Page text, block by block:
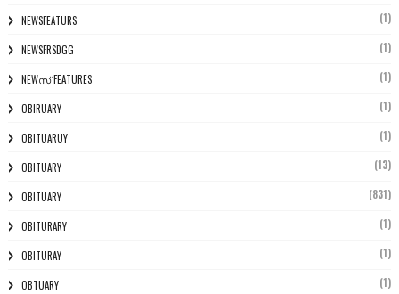
NEWSFEATURS (1)
NEWSFRSDGG (1)
NEWസ് FEATURES (1)
OBIRUARY (1)
OBITUARUY (1)
OBITUARY (13)
OBITUARY (831)
OBITURARY (1)
OBITURAY (1)
OBTUARY (1)